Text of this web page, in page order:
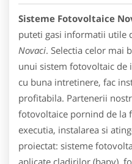
Sisteme Fotovoltaice
puteti gasi informatii utile
Novaci. Selectia celor mai
unui sistem fotovoltaic de
cu buna intretinere, fac
profitabila. Partenerii
fotovoltaice pornind de la
executia, instalarea si
proiectat: sisteme
aplicate cladirilor (bapv).